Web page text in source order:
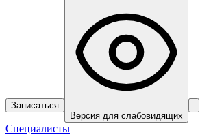
Записаться
Версия для слабовидящих
Специалисты